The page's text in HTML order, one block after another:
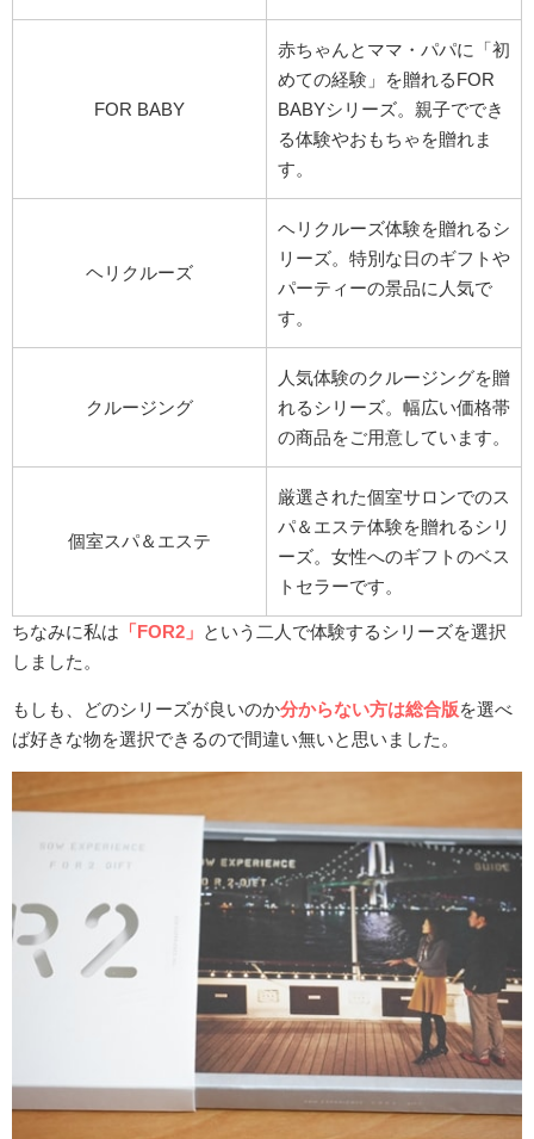
FOR BABY
赤ちゃんとママ・パパに「初
めての経験」を贈れるFOR
BABYシリーズ。親子ででき
る体験やおもちゃを贈れま
す。
ヘリクルーズ
ヘリクルーズ体験を贈れるシ
リーズ。特別な日のギフトや
パーティーの景品に人気で
す。
クルージング
人気体験のクルージングを贈
れるシリーズ。幅広い価格帯
の商品をご用意しています。
個室スパ＆エステ
厳選された個室サロンでのス
パ＆エステ体験を贈れるシリ
ーズ。女性へのギフトのベス
トセラーです。
ちなみに私は 「FOR2」
という二人で体験するシリーズを選択
しました。
もしも、どのシリーズが良いのか分からない方は総合版 を選べ
ば好きな物を選択できるので間違い無いと思いました。